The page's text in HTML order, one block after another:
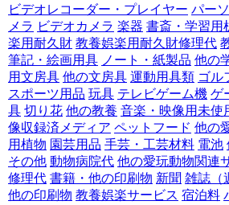
ビデオレコーダー・プレイヤー パー
メラ ビデオカメラ 楽器 書斎・学習用
楽用耐久財 教養娯楽用耐久財修理代
筆記・絵画用具 ノート・紙製品 他の
用文房具 他の文房具 運動用具類 ゴル
スポーツ用品 玩具 テレビゲーム機 ゲ
具 切り花 他の教養 音楽・映像用未使
像収録済メディア ペットフード 他の
用植物 園芸用品 手芸・工芸材料 電池
その他 動物病院代 他の愛玩動物関連
修理代 書籍・他の印刷物 新聞 雑誌（
他の印刷物 教養娯楽サービス 宿泊料